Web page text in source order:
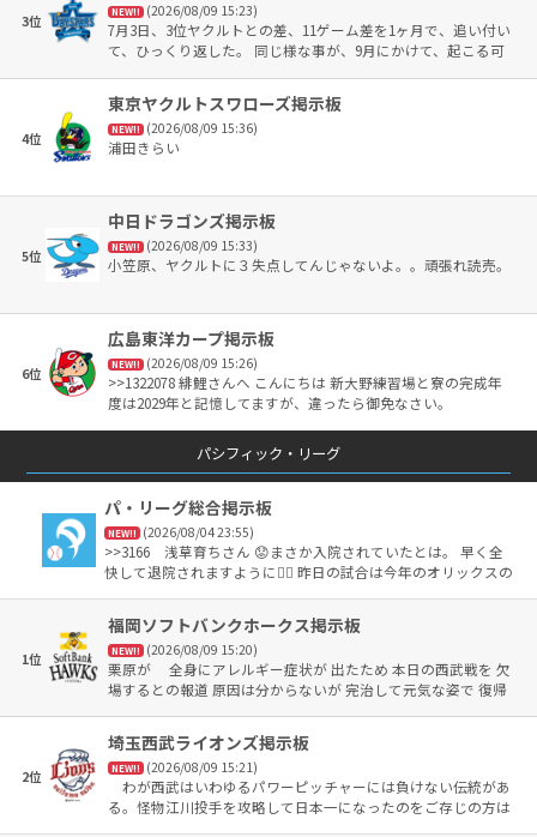
3位 NEW!! (2026/08/09 15:23)
7月3日、3位ヤクルトとの差、11ゲーム差を1ヶ月で、追い付い
て、ひっくり返した。 同じ様な事が、9月にかけて、起こる可
来月の今頃、追い付いてるかも知れません😗😗 因みに、去年
の9月は、16勝6敗1分け。 折角、阪神も巨人もモタモタして、
待ってくれてるのに、ご好意に甘えさせて貰いたいてす
（笑）。 取り敢えず、借金完済を8月の目標に頑張れ😗😗😗
4位
東京ヤクルトスワローズ掲示板
NEW!! (2026/08/09 15:36)
浦田きらい
5位
中日ドラゴンズ掲示板
NEW!! (2026/08/09 15:33)
小笠原、ヤクルトに３失点してんじゃないよ。。頑張れ読売。
6位
広島東洋カープ掲示板
NEW!! (2026/08/09 15:26)
>>1322078 緋鯉さんへ こんにちは 新大野練習場と寮の完成年
度は2029年と記憶してますが、違ったら御免なさい。
パシフィック・リーグ
パ・リーグ総合掲示板
NEW!! (2026/08/04 23:55)
>>3166 浅草育ちさん 😟まさか入院されていたとは。 早く全
快して退院されますように🙂‍↕️ 昨日の試合は今年のオリックスの
したが、現地のオリックスファンの熱気が凄かったですね✨ 😅
来田のサヨナラの瞬間には自宅で絶叫してしまいました❗️ 今日
のマリーンズは5対3で西武に勝利👍 益田投手がNPB史上4人目
の通算250セーブ🏆 凄い記録ですね✨おめでとうございます😊
繰り返しになりますが、浅草育ちさんも早く退院なされてZOZ
Oマリンスタジアムでマリーンズの応援📣を楽しんで下さい🏟️
また今年の夏は格別に暑いので身体を労って下さい🙂‍↕️
1位
福岡ソフトバンクホークス掲示板
NEW!! (2026/08/09 15:20)
栗原が 全身にアレルギー症状が 出たため 本日の西武戦を 欠
場するとの報道 原因は分からないが 完治して元気な姿で 復帰
f28013016e3252d502d9382505
2位
埼玉西武ライオンズ掲示板
NEW!! (2026/08/09 15:21)
わが西武はいわゆるパワーピッチャーには負けない伝統があ
る。怪物江川投手を攻略して日本一になったのをご存じの方は